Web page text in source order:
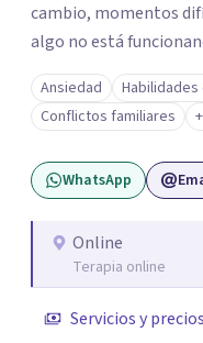
cambio, momentos
algo no está
Ansiedad
Conflictos familiares
WhatsApp
Online
Terapia online
Servicios y precios